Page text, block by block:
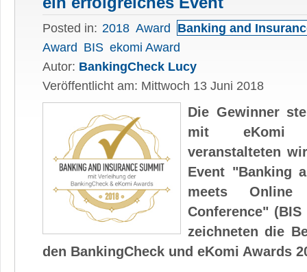
Posted in: 2018 Award Banking and
Award BIS ekomi Award
Autor: BankingCheck Lucy
Veröffentlicht am: Mittwoch 13 Juni 2018
Die Gewinner
mit eKomi
veranstalteten
Event "Banking
meets Online
Conference" (BIS
zeichneten die
den BankingCheck und eKomi Awards